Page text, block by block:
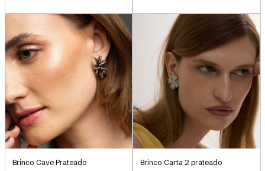
Brinco Cave Prateado
Brinco Carta 2 prateado